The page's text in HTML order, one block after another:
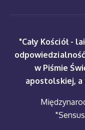
"Cały Kościół -
w Piśmie
apostolskiej,